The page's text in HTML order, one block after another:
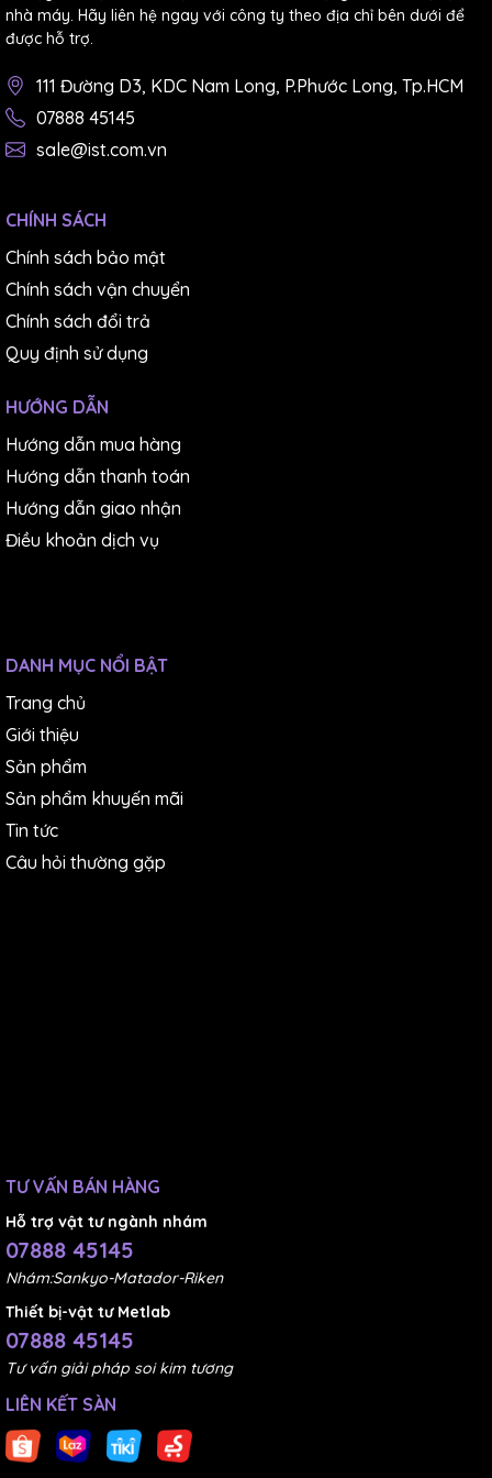
CÔNG TY TNHH THƯƠNG MẠI DỊCH VỤ IST
95 Đường 10, P.Phước Bình, Tp.Thủ Đức, Tp.HCM
Hotline: 0903.673.194
Email: sale@ist.com.vn
Website:www.ist.com.vn
nhà máy. Hãy liên hệ ngay với công ty theo địa chỉ bên dưới để
được hỗ trợ.
111 Đường D3, KDC Nam Long, P.Phước Long, Tp.HCM
07888 45145
sale@ist.com.vn
CHÍNH SÁCH
Chính sách bảo mật
Chính sách vận chuyển
Chính sách đổi trả
Quy định sử dụng
HƯỚNG DẪN
Hướng dẫn mua hàng
Hướng dẫn thanh toán
Hướng dẫn giao nhận
Điều khoản dịch vụ
DANH MỤC NỔI BẬT
Trang chủ
Giới thiệu
Sản phẩm
Sản phẩm khuyến mãi
Tin tức
Câu hỏi thường gặp
TƯ VẤN BÁN HÀNG
Hỗ trợ vật tư ngành nhám
07888 45145
Nhám:Sankyo-Matador-Riken
Thiết bị-vật tư Metlab
07888 45145
Tư vấn giải pháp soi kim tương
LIÊN KẾT SÀN